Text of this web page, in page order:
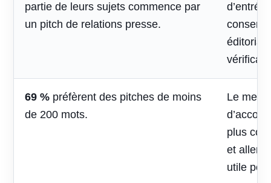
partie de leurs sujets commence par
un pitch de relations presse.
69 % préfèrent des pitches de moins
de 200 mots.
Le
plus
et aller
utile